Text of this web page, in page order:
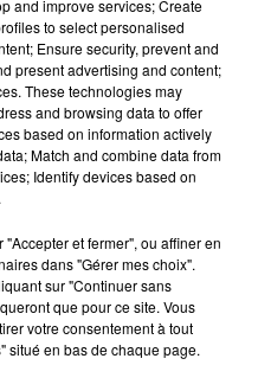
Mardi 23 février à
et indispensable avec
en langue
tous puisque traduites
l’alsacien est enfin à
/ 10,50€ / Duo : 24€
vallee-
and improve services; Create
to select personalised
Ensure security, prevent and
present advertising and content;
These technologies may
and browsing data to offer
based on information actively
Match and combine data from
Identify devices based on
et fermer", ou affiner en
dans "Gérer mes choix".
sur "Continuer sans
que pour ce site. Vous
votre consentement à tout
situé en bas de chaque page.